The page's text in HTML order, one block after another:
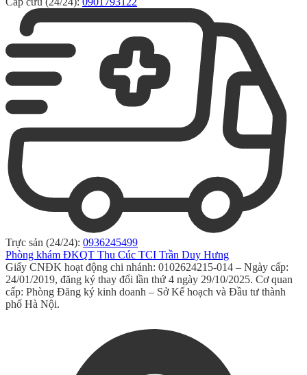
Trực sản (24/24): 0936245499
Phòng khám ĐKQT Thu Cúc TCI Trần Duy Hưng
Giấy CNĐK hoạt động chi nhánh: 0102624215-014 – Ngày cấp:
24/01/2019, đăng ký thay đổi lần thứ 4 ngày 29/10/2025. Cơ quan
cấp: Phòng Đăng ký kinh doanh – Sở Kế hoạch và Đầu tư thành
phố Hà Nội.